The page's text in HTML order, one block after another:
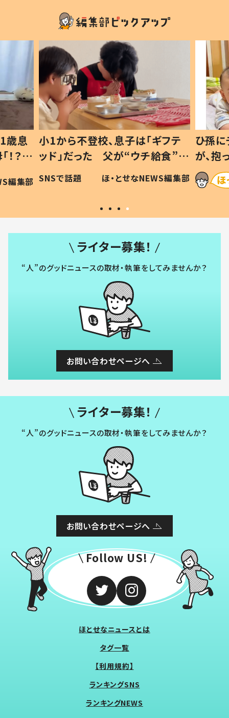
歳息
？」
編集部
小1から不登校、息子は「ギフテ
ッド」だった 父が“ウチ給食”を
作り続ける理由とは #令和の親
#令和の子
SNSで話題 ほ・とせなNEWS編集部
ひ孫
が、
「涙が
い」
ライター募集！
“人”のグッドニュースの取材・執筆をしてみませんか？
お問い合わせページへ
ライター募集！
“人”のグッドニュースの取材・執筆をしてみませんか？
お問い合わせページへ
Follow US!
ほとせなニュースとは
タグ一覧
【利用規約】
ランキングSNS
ランキングNEWS